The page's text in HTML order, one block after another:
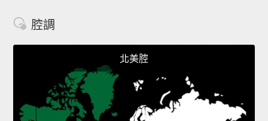
腔調
北美腔